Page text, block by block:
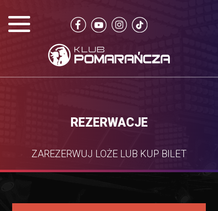
REZERWACJE
ZAREZERWUJ LOŻE LUB KUP BILET